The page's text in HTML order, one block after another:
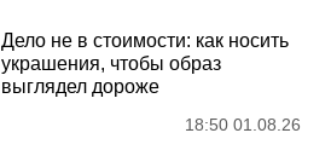
Дело не в стоимости: как носить
украшения, чтобы образ
выглядел дороже
18:50 01.08.26